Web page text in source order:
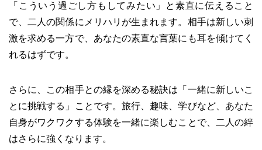
「こういう過ごし方もしてみたい」と素直に伝えること
で、二人の関係にメリハリが生まれます。相手は新しい刺
激を求める一方で、あなたの素直な言葉にも耳を傾けてく
れるはずです。
さらに、この相手との縁を深める秘訣は「一緒に新しいこ
とに挑戦する」ことです。旅行、趣味、学びなど、あなた
自身がワクワクする体験を一緒に楽しむことで、二人の絆
はさらに強くなります。